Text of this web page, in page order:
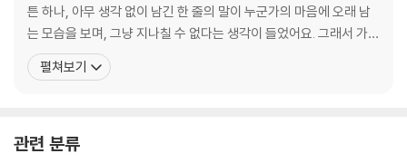
튼 하나, 아무 생각 없이 남긴 한 줄의 말이 누군가의 마음에 오래 남
는 모습을 보며, 그냥 지나칠 수 없다는 생각이 들었어요. 그래서 가르
치기보다는 이야기를 건네고 싶었고, 설명하기보다는 함께 느껴보고
싶었어요. 『지워도 사라지지 않는 마음』은 디지털 세상에서도 서로의
펼쳐보기
관련 분류